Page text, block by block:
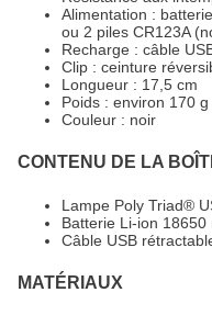
Alimentation :
ou 2 piles CR123A
Recharge : câble
Clip : ceinture
Longueur : 17,5 cm
Poids : environ 170
Couleur : noir
CONTENU DE LA
Lampe Poly Triad®
Batterie Li-ion
Câble USB
MATÉRIAUX